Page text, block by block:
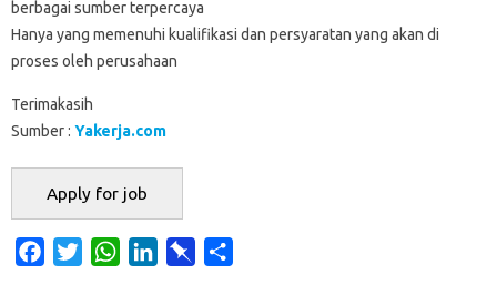
berbagai sumber terpercaya
Hanya yang memenuhi kualifikasi dan persyaratan yang akan di
proses oleh perusahaan
Terimakasih
Sumber : Yakerja.com
W